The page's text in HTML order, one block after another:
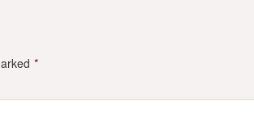
*